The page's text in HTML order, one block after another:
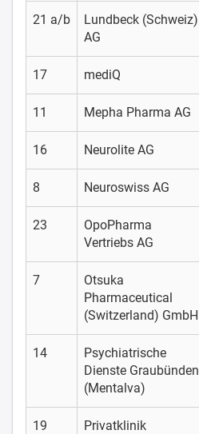
21 a/b
Lundbeck (Schweiz)
AG
17 mediQ
11 Mepha Pharma AG
16 Neurolite AG
8 Neuroswiss AG
23
OpoPharma
Vertriebs AG
7
Otsuka
Pharmaceutical
(Switzerland) GmbH
14
Psychiatrische
Dienste Graubünden
(Mentalva)
19
Privatklinik